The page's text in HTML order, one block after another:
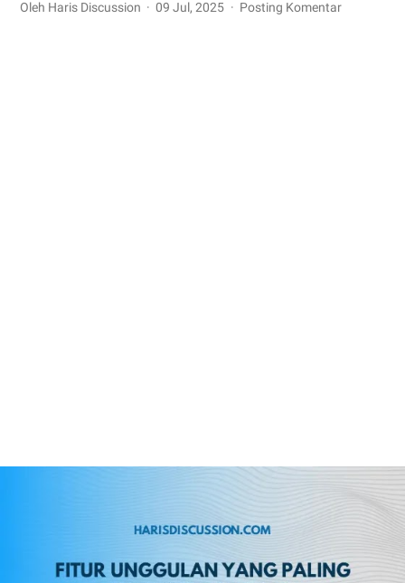
Oleh Haris Discussion 09 Jul, 2025 Posting Komentar